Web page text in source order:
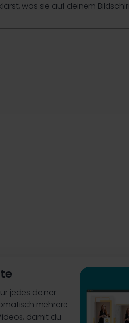
was sie auf deinem
jedes deiner
mehrere
damit du